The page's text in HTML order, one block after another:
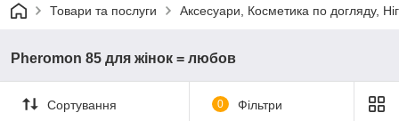
Товари та послуги Аксесуари, Косметика по догляду,
Pheromon 85 для жінок = любов
Сортування 0 Фільтри